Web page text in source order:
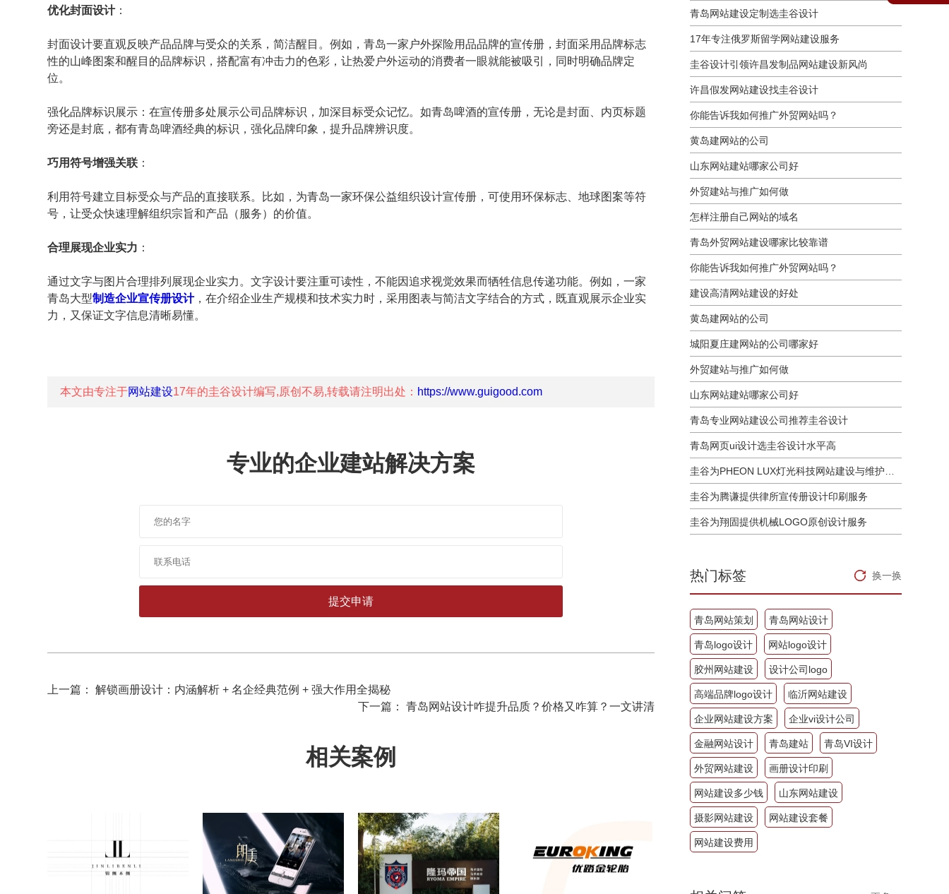
优化封面设计：
封面设计要直观反映产品品牌与受众的关系，简洁醒目。例如，青岛一家户外探险用品品牌的宣传册，封面采用品牌标志
性的山峰图案和醒目的品牌标识，搭配富有冲击力的色彩，让热爱户外运动的消费者一眼就能被吸引，同时明确品牌定
位。
强化品牌标识展示：在宣传册多处展示公司品牌标识，加深目标受众记忆。如青岛啤酒的宣传册，无论是封面、内页标题
旁还是封底，都有青岛啤酒经典的标识，强化品牌印象，提升品牌辨识度。
巧用符号增强关联 ：
利用符号建立目标受众与产品的直接联系。比如，为青岛一家环保公益组织设计宣传册，可使用环保标志、地球图案等符
号，让受众快速理解组织宗旨和产品（服务）的价值。
合理展现企业实力 ：
通过文字与图片合理排列展现企业实力。文字设计要注重可读性，不能因追求视觉效果而牺牲信息传递功能。例如，一家
青岛大型制造企业宣传册设计，在介绍企业生产规模和技术实力时，采用图表与简洁文字结合的方式，既直观展示企业实
力，又保证文字信息清晰易懂。
本文由专注于网站建设17年的圭谷设计编写,原创不易,转载请注明出处： https://www.guigood.com
专业的企业建站解决方案
上一篇： 解锁画册设计：内涵解析 + 名企经典范例 + 强大作用全揭秘
下一篇： 青岛网站设计咋提升品质？价格又咋算？一文讲清
相关案例
青岛网站建设定制选圭谷设计
17年专注俄罗斯留学网站建设服务
圭谷设计引领许昌发制品网站建设新风尚
许昌假发网站建设找圭谷设计
你能告诉我如何推广外贸网站吗？
黄岛建网站的公司
山东网站建站哪家公司好
外贸建站与推广如何做
怎样注册自己网站的域名
青岛外贸网站建设哪家比较靠谱
你能告诉我如何推广外贸网站吗？
建设高清网站建设的好处
黄岛建网站的公司
城阳夏庄建网站的公司哪家好
外贸建站与推广如何做
山东网站建站哪家公司好
青岛专业网站建设公司推荐圭谷设计
青岛网页ui设计选圭谷设计水平高
圭谷为腾谦提供律所宣传册设计印刷服务
圭谷为翔固提供机械LOGO原创设计服务
热门标签 换一换
青岛网站策划 青岛网站设计
青岛logo设计 网站logo设计
胶州网站建设 设计公司logo
高端品牌logo设计 临沂网站建设
企业网站建设方案 企业vi设计公司
金融网站设计 青岛建站 青岛VI设计
外贸网站建设 画册设计印刷
网站建设多少钱 山东网站建设
摄影网站建设 网站建设套餐
网站建设费用